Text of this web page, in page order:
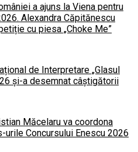
a ajuns la Viena pentru
Alexandra Căpitănescu
cu piesa „Choke Me”
de Interpretare „Glasul
și-a desemnat câștigătorii
Măcelaru va coordona
urile Concursului Enescu 2026